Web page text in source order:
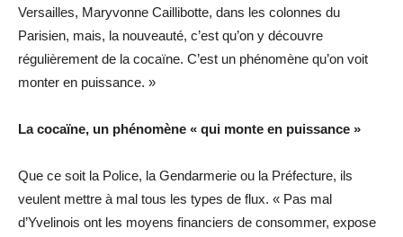
Versailles, Maryvonne Caillibotte, dans les colonnes du
Parisien, mais, la nouveauté, c’est qu’on y découvre
régulièrement de la cocaïne. C’est un phénomène qu’on voit
monter en puissance. »
La cocaïne, un phénomène « qui monte en puissance »
Que ce soit la Police, la Gendarmerie ou la Préfecture, ils
veulent mettre à mal tous les types de flux. « Pas mal
d’Yvelinois ont les moyens financiers de consommer, expose